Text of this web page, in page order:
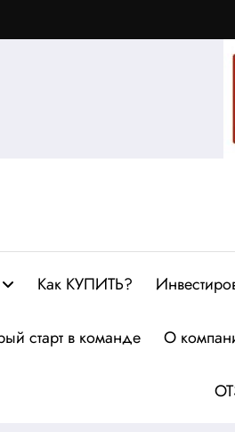
Как КУПИТЬ?
старт в команде О